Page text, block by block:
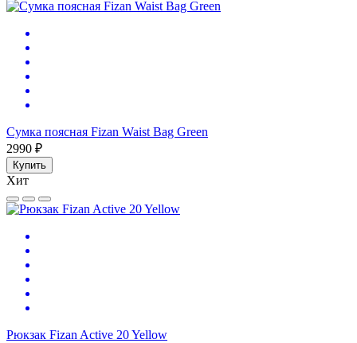
Сумка поясная Fizan Waist Bag Green
2990 ₽
Купить
Хит
Рюкзак Fizan Active 20 Yellow